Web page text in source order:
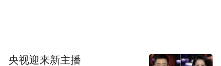
央视迎来新主播